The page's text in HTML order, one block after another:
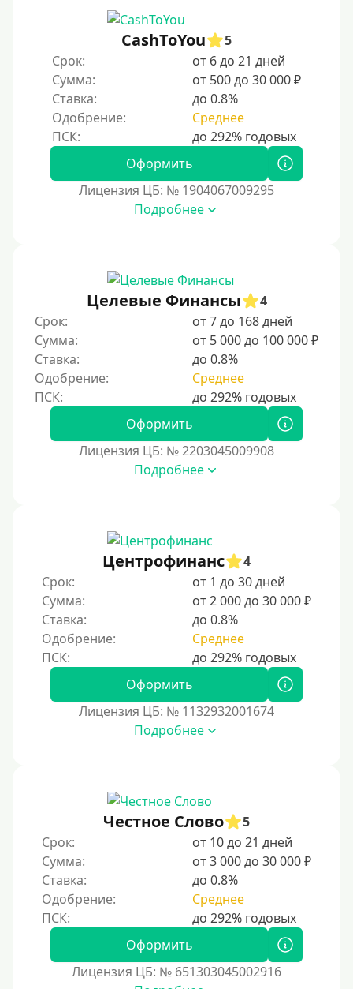
CashToYou
5
Срок:
от 6 до 21 дней
Сумма:
от 500 до 30 000 ₽
Ставка:
до 0.8%
Одобрение:
Среднее
Оформить
Лицензия ЦБ: № 1904067009295
Подробнее
Целевые Финансы
4
Срок:
от 7 до 168 дней
Сумма:
от 5 000 до 100 000 ₽
Ставка:
до 0.8%
Одобрение:
Среднее
Оформить
Лицензия ЦБ: № 2203045009908
Подробнее
Центрофинанс
4
Срок:
от 1 до 30 дней
Сумма:
от 2 000 до 30 000 ₽
Ставка:
до 0.8%
Одобрение:
Среднее
Оформить
Лицензия ЦБ: № 1132932001674
Подробнее
Честное Слово
5
Срок:
от 10 до 21 дней
Сумма:
от 3 000 до 30 000 ₽
Ставка:
до 0.8%
Одобрение:
Среднее
Оформить
Лицензия ЦБ: № 651303045002916